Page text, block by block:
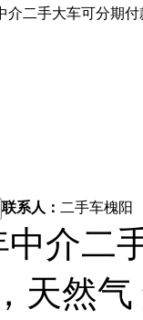
介二手大车可分期付
联系人： 二手车槐阳
中介二
天然